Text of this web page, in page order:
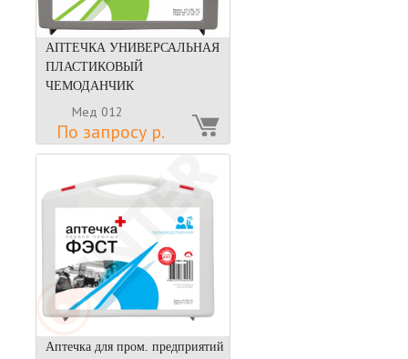
АПТЕЧКА УНИВЕРСАЛЬНАЯ
ПЛАСТИКОВЫЙ
ЧЕМОДАНЧИК
Мед 012
По запросу р.
Аптечка для пром. предприятий